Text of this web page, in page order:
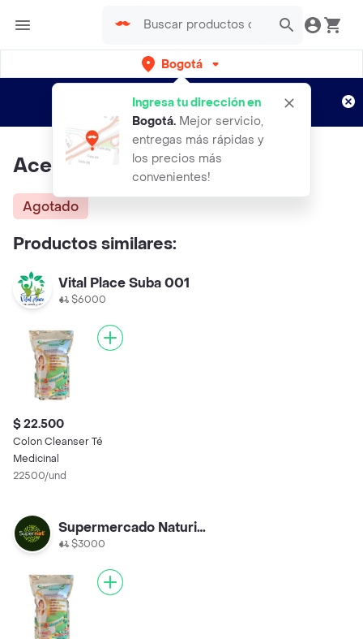
Bogotá
Ingresa tu dirección en
Bogotá. Mejor servicio,
entregas más rápidas y
los precios más
convenientes!
envíos gratis por semanas
Aplican TyC
Aceite De Copaiba 30 Cc
Agotado
Productos similares:
Vital Place Suba 001
$6000
$ 22.500
Colon Cleanser Té
Medicinal
22500/und
Supermercado Naturista
$3000